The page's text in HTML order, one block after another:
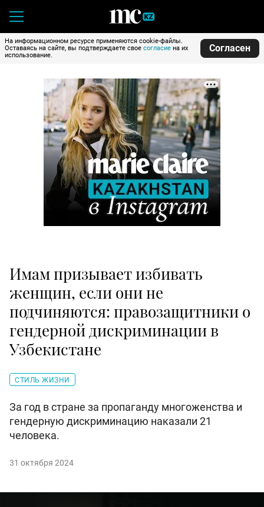
На информационном ресурсе применяются cookie-файлы.
Оставаясь на сайте, вы подтверждаете свое согласие на их
использование.
Согласен
Имам призывает избивать
женщин, если они не
подчиняются: правозащитники о
гендерной дискриминации в
Узбекистане
СТИЛЬ ЖИЗНИ
За год в стране за пропаганду многоженства и
гендерную дискриминацию наказали 21
человека.
31 октября 2024